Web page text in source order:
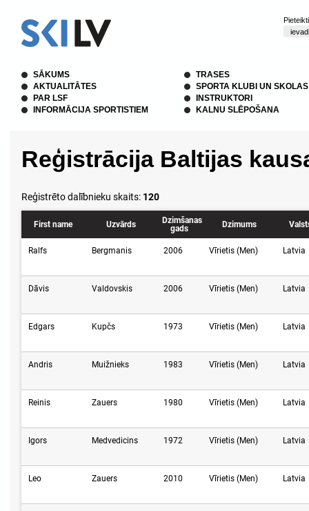
SĀKUMS
AKTUALITĀTES
PAR LSF
INFORMĀCIJA SPORTISTIEM
TRASES
SPORTA KLUBI UN SKOLAS
INSTRUKTORI
KALNU SLĒPOŠANA
Reģistrācija Baltijas
Reģistrēto dalībnieku skaits: 120
First name Uzvārds
Dzimšanas
gads
Dzimums
Ralfs Bergmanis 2006 Vīrietis (Men) Latvia
Dāvis Valdovskis 2006 Vīrietis (Men) Latvia
Edgars Kupčs 1973 Vīrietis (Men) Latvia
Andris Muižnieks 1983 Vīrietis (Men) Latvia
Reinis Zauers 1980 Vīrietis (Men) Latvia
Igors Medvedicins 1972 Vīrietis (Men) Latvia
Leo Zauers 2010 Vīrietis (Men) Latvia